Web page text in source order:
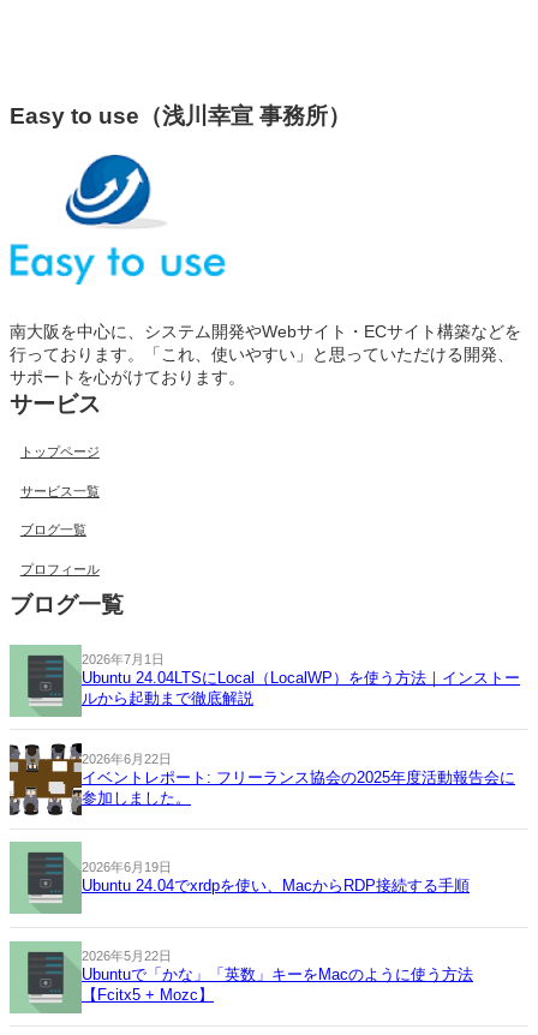
Easy to use（浅川幸宣 事務所）
南大阪を中心に、システム開発やWebサイト・ECサイト構築などを
行っております。「これ、使いやすい」と思っていただける開発、
サポートを心がけております。
サービス
トップページ
サービス一覧
ブログ一覧
プロフィール
ブログ一覧
2026年7月1日
Ubuntu 24.04LTSにLocal（LocalWP）を使う方法｜インストー
ルから起動まで徹底解説
2026年6月22日
イベントレポート: フリーランス協会の2025年度活動報告会に
参加しました。
2026年6月19日
Ubuntu 24.04でxrdpを使い、MacからRDP接続する手順
2026年5月22日
Ubuntuで「かな」「英数」キーをMacのように使う方法
【Fcitx5 + Mozc】